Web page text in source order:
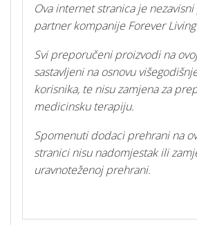
Ova internet stranica je
partner kompanije Forever
Svi preporučeni proizvodi na
sastavljeni na osnovu
korisnika, te nisu zamjena za
medicinsku terapiju.
Spomenuti dodaci prehrani na
stranici nisu nadomjestak ili
uravnoteženoj prehrani.